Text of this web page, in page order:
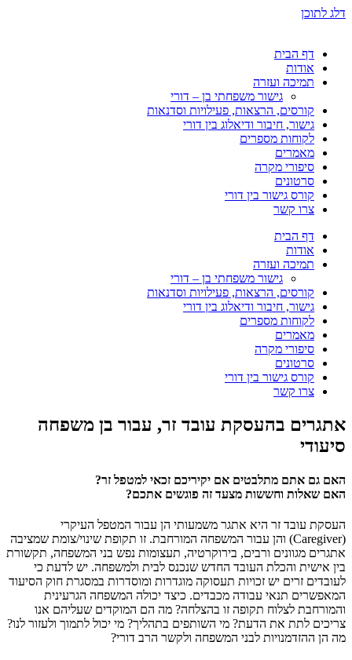
דלג לתוכן
דף הבית
אודות
תמיכה ועזרה
גישור משפחתי בן – דורי
קורסים, הרצאות, פעילויות וסדנאות
גישור, חיבור ודיאלוג בין דורי
לקוחות מספרים
מאמרים
סיפורי מקרה
סרטונים
קורס גישור בין דורי
צרו קשר
דף הבית
אודות
תמיכה ועזרה
גישור משפחתי בן – דורי
קורסים, הרצאות, פעילויות וסדנאות
גישור, חיבור ודיאלוג בין דורי
לקוחות מספרים
מאמרים
סיפורי מקרה
סרטונים
קורס גישור בין דורי
צרו קשר
אתגרים בהעסקת עובד זר, עבור בן משפחה
סיעודי
האם גם אתם מתלבטים אם יקיריכם זכאי למטפל זר?
האם שאלות וחששות מצעד זה פוגשים אתכם?
העסקת עובד זר היא אתגר משמעותי הן עבור המטפל העיקרי
(Caregiver) והן עבור המשפחה המורחבת. זו תקופת שינוי/צומת שמציבה
אתגרים מגוונים ורבים, בירוקרטיה, תעצומות נפש בני המשפחה, תקשורת
בין אישית והכלת העובד החדש שנכנס לבית ולמשפחה. יש לדעת כי
לעובדים זרים יש זכויות תעסוקה מוגדרות ומוסדרות במסגרת חוק הסיעוד
המאפשרים תנאי עבודה מכבדים. כיצד יכולה המשפחה הגרעינית
והמורחבת לצלוח תקופה זו בהצלחה? מה הם המוקדים שעליהם אנו
צריכים לתת את הדעת? מי השותפים בתהליך? מי יכול לתמוך ולעזור לנו?
מה הן ההזדמנויות לבני המשפחה ולקשר הרב דורי?